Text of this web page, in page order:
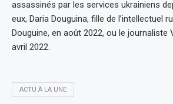
assassinés par les services ukrainiens
eux, Daria Douguina, fille de l’intellectuel
Douguine, en août 2022, ou le journaliste
avril 2022.
ACTU À LA UNE